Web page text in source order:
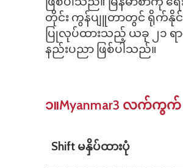
ဖြစ်ပါသည်။ မြန်မာစာကို
တိုင်း ကွန်ပျူတာတွင် ရိုက်နိုင်
ပြုလုပ်ထားသည့် ယခု ၂၁ ရ
နည်းပညာ ဖြစ်ပါသည်။
၁။Myanmar3 လက်ကွက်
Shift မနှိပ်ထားပုံ